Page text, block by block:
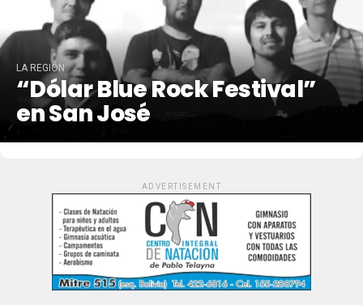
LA REGIÓN
“Dólar Blue Rock Festival”
en San José
ADVERTISEMENT